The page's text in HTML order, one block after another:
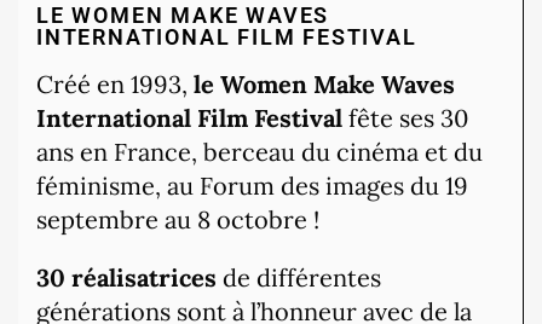
LE WOMEN MAKE WAVES
INTERNATIONAL FILM FESTIVAL
Créé en 1993, le Women Make Waves
International Film Festival fête ses 30
ans en France, berceau du cinéma et du
féminisme, au Forum des images du 19
septembre au 8 octobre !
30 réalisatrices de différentes
générations sont à l’honneur avec de la